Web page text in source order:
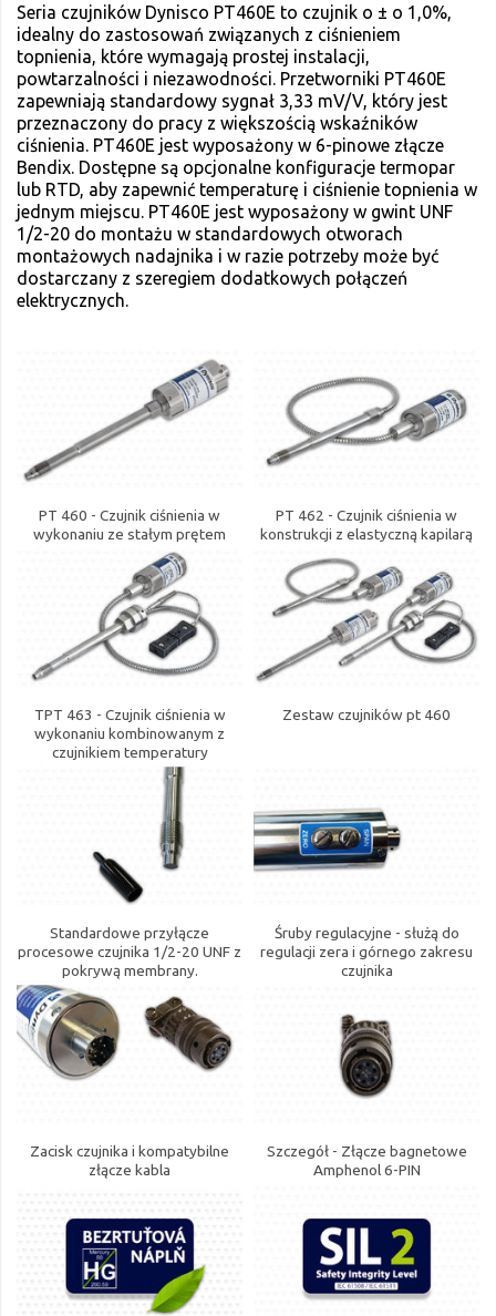
Seria czujników Dynisco PT460E to czujnik o ± o 1,0%,
idealny do zastosowań związanych z ciśnieniem
topnienia, które wymagają prostej instalacji,
powtarzalności i niezawodności. Przetworniki PT460E
zapewniają standardowy sygnał 3,33 mV/V, który jest
przeznaczony do pracy z większością wskaźników
ciśnienia. PT460E jest wyposażony w 6-pinowe złącze
Bendix. Dostępne są opcjonalne konfiguracje termopar
lub RTD, aby zapewnić temperaturę i ciśnienie topnienia w
jednym miejscu. PT460E jest wyposażony w gwint UNF
1/2-20 do montażu w standardowych otworach
montażowych nadajnika i w razie potrzeby może być
dostarczany z szeregiem dodatkowych połączeń
elektrycznych.
PT 460 - Czujnik ciśnienia w
wykonaniu ze stałym prętem
PT 462 - Czujnik ciśnienia w
konstrukcji z elastyczną kapilarą
TPT 463 - Czujnik ciśnienia w
wykonaniu kombinowanym z
czujnikiem temperatury
Zestaw czujników pt 460
Standardowe przyłącze
procesowe czujnika 1/2-20 UNF z
pokrywą membrany.
Śruby regulacyjne - służą do
regulacji zera i górnego zakresu
czujnika
Zacisk czujnika i kompatybilne
złącze kabla
Szczegół - Złącze bagnetowe
Amphenol 6-PIN